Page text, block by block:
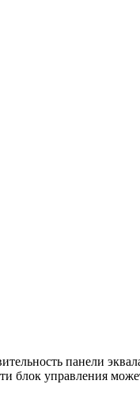
панели
блок управления